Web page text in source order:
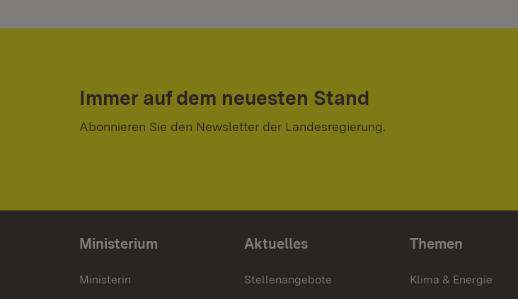
Immer auf dem neuesten Stand
Abonnieren Sie den Newsletter der Landesregierung.
Ministerium
Ministerin
Aktuelles
Stellenangebote
Themen
Klima & Energie